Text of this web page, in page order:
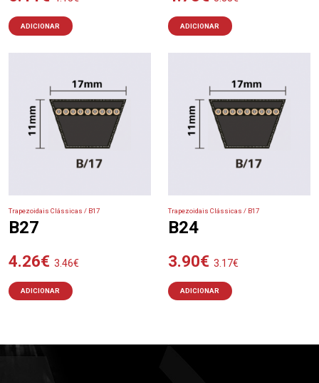
ADICIONAR ADICIONAR
Trapezoidais Clássicas / B17
B27
4.26€ 3.46€
ADICIONAR
Trapezoidais Clássicas / B17
B24
3.90€ 3.17€
ADICIONAR